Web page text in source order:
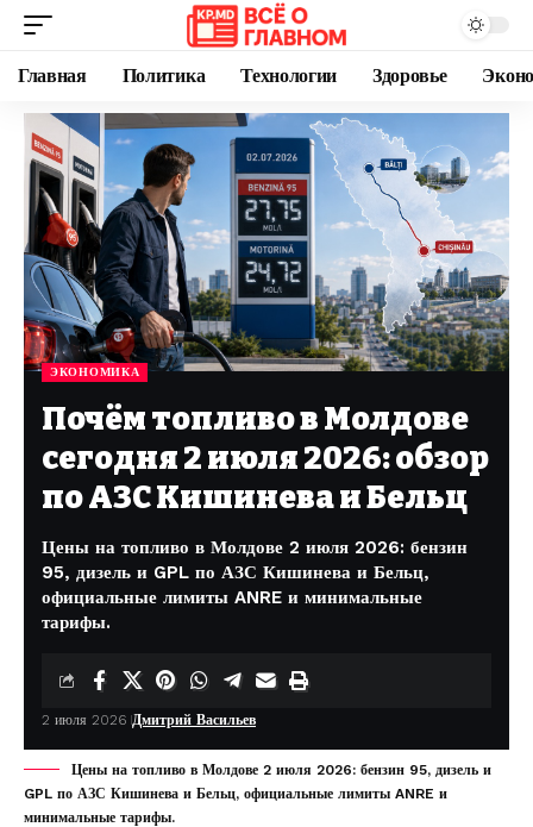
Главная Политика Технологии Здоровье
ЭКОНОМИКА
Почём топливо в Молдове
сегодня 2 июля 2026: обзор
по АЗС Кишинева и Бельц
Цены на топливо в Молдове 2 июля 2026: бензин
95, дизель и GPL по АЗС Кишинева и Бельц,
официальные лимиты ANRE и минимальные
тарифы.
2 июля 2026 Дмитрий Васильев
Цены на топливо в Молдове 2 июля 2026: бензин 95, дизель и
GPL по АЗС Кишинева и Бельц, официальные лимиты ANRE и
минимальные тарифы.